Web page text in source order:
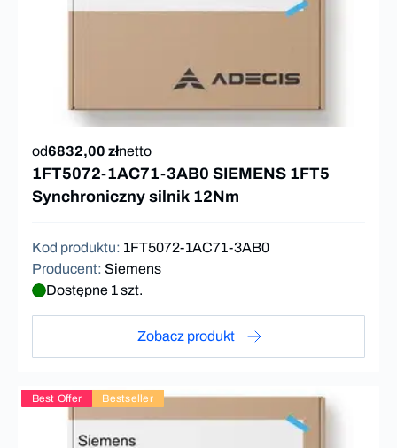
od6832,00 złnetto
1FT5072-1AC71-3AB0 SIEMENS 1FT5
Synchroniczny silnik 12Nm
Kod produktu: 1FT5072-1AC71-3AB0
Producent: Siemens
Dostępne 1 szt.
Zobacz produkt
Best Offer Bestseller